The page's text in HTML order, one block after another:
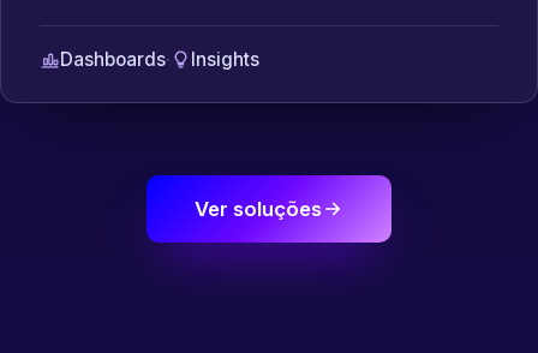
Dashboards· Insights
Ver soluções